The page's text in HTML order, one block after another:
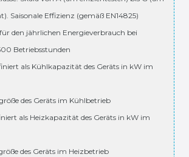
Saisonale Effizienz (gemäß EN14825)
den jährlichen Energieverbrauch bei
Betriebsstunden
als Kühlkapazität des Geräts in kW im
des Geräts im Kühlbetrieb
als Heizkapazität des Geräts in kW im
des Geräts im Heizbetrieb